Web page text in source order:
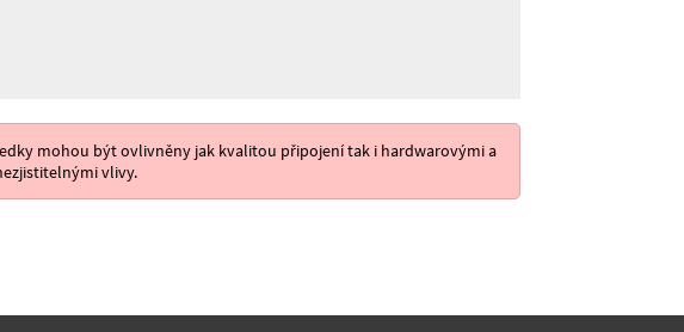
mohou být ovlivněny jak kvalitou připojení tak i hardwarovými a
vlivy.